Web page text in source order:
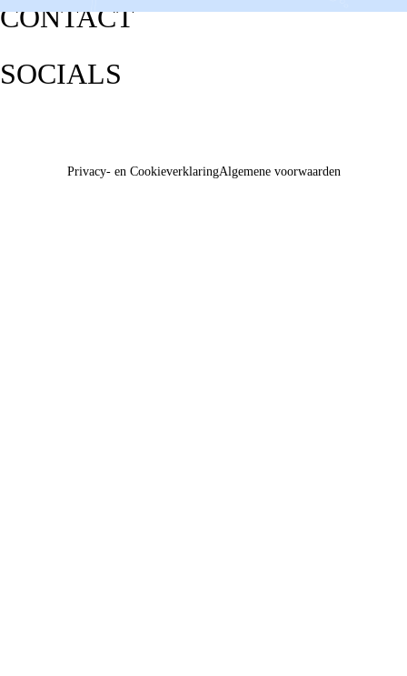
CONTACT
SOCIALS
Privacy- en CookieverklaringAlgemene voorwaarden